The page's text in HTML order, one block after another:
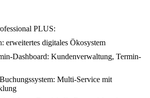
PLUS:
erweitertes digitales Ökosystem
Dashboard: Kundenverwaltung, Termin-
Multi-Service mit